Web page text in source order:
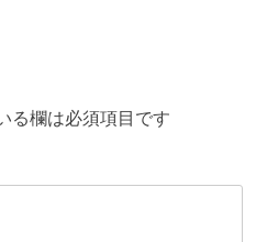
る欄は必須項目です